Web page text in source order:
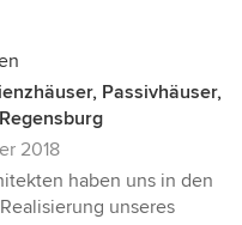
Passivhäuser,
2018
haben uns in den
unseres